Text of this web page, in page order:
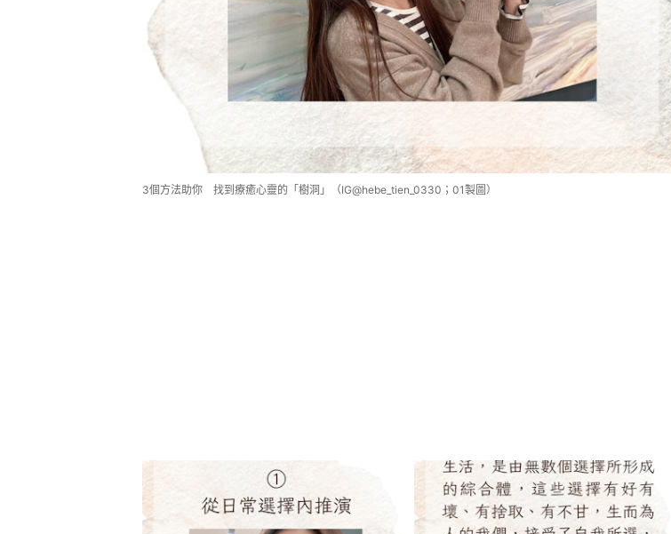
3個方法助你 找到療癒心靈的「樹洞」（IG@hebe_tien_0330；01製圖）